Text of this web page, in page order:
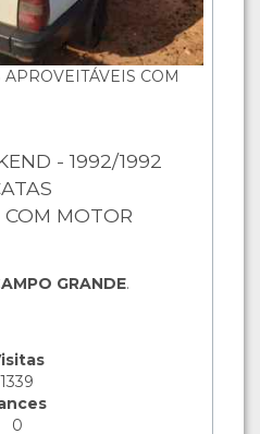
APROVEITÁVEIS COM
- 1992/1992
COM MOTOR
GRANDE.
1339
0